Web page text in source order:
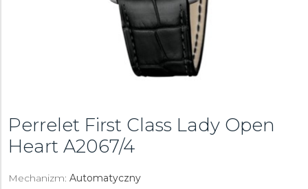
Perrelet First Class Lady Open
Heart A2067/4
Mechanizm: Automatyczny